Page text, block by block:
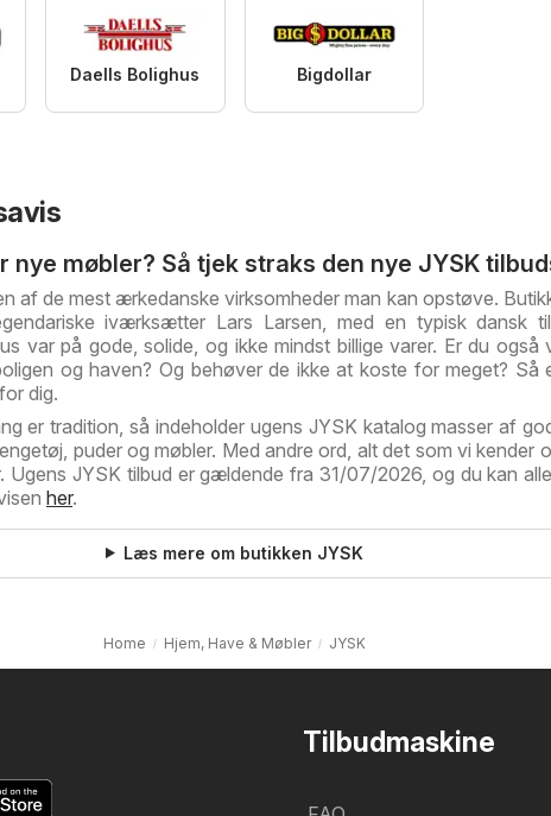
Daells Bolighus Bigdollar
nye møbler? Så tjek straks den nye JYSK
af de mest ærkedanske virksomheder man kan opstøve.
iværksætter Lars Larsen, med en typisk dansk
var på gode, solide, og ikke mindst billige varer. Er du også
og haven? Og behøver de ikke at koste for meget? Så
dig.
er tradition, så indeholder ugens JYSK katalog masser af
puder og møbler. Med andre ord, alt det som vi kender
Ugens JYSK tilbud er gældende fra 31/07/2026, og du kan
her.
Læs mere om butikken JYSK
Home Hjem, Have & Møbler JYSK
Tilbudmaskine